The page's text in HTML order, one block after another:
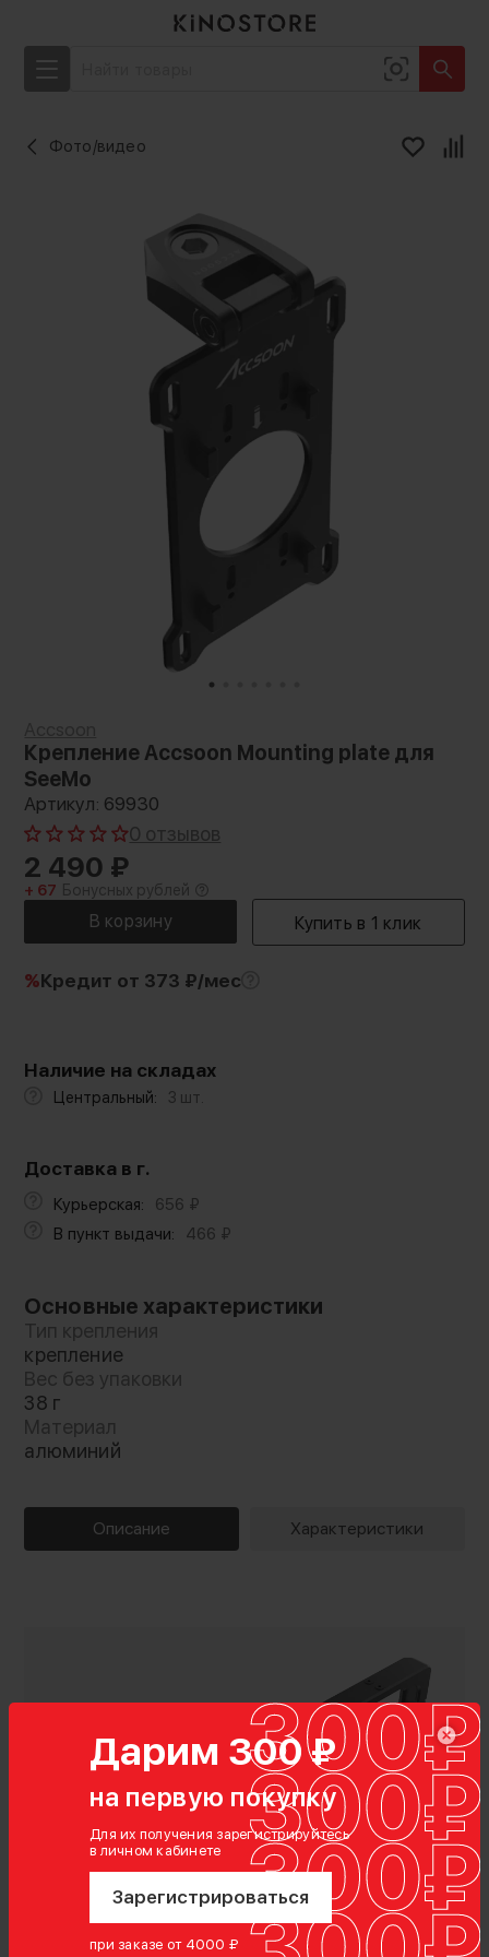
Дарим 300 ₽
на первую покупку
Для их получения зарегистрируйтесь
в личном кабинете
Зарегистрироваться
при заказе от 4000 ₽
Фото/видео
Крепление Accsoon Mounting plate для
SeeMo
Артикул: 69930
0 отзывов
2 490 ₽
+ 67 Бонусных рублей
%Кредит от 373 ₽/мес
Наличие на складах
Центральный: 3 шт.
Доставка в г.
Курьерская: 656 ₽
В пункт выдачи:
466 ₽
Основные характеристики
Тип крепления
крепление
Вес без упаковки
38 г
Материал
алюминий
Описание Характеристики
Показать полностью